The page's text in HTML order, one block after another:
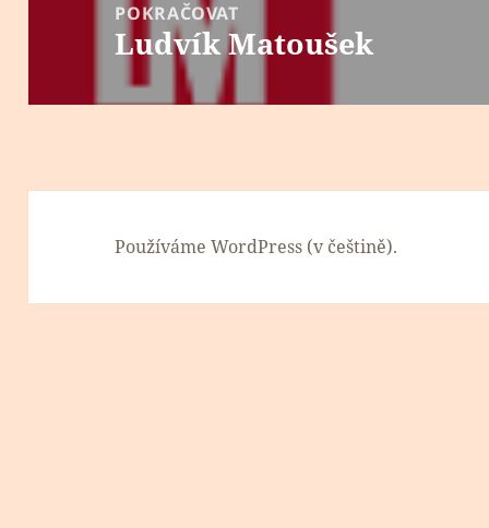
POKRAČOVAT
Následující
příspěvek:
Ludvík Matoušek
Používáme WordPress (v češtině).